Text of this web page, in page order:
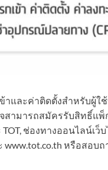
าและค่าติดตั้งสำหรับผู้ใ
ามารถสมัครรับสิทธิ์แพ็
ช่องทางออนไลน์เว็
www.tot.co.th หรือสอบ